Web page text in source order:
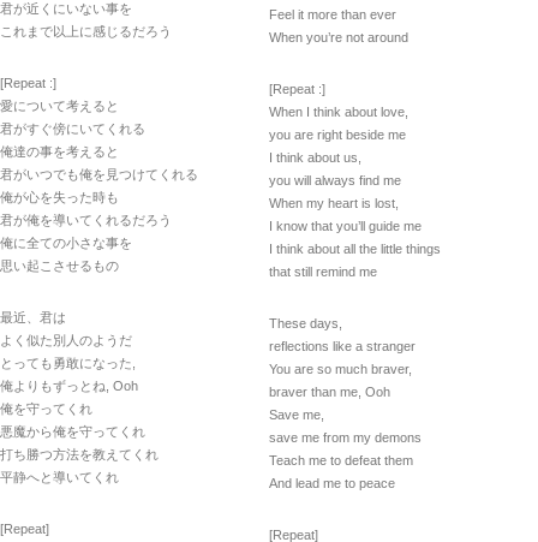
君が近くにいない事を
これまで以上に感じるだろう
[Repeat :]
愛について考えると
君がすぐ傍にいてくれる
俺達の事を考えると
君がいつでも俺を見つけてくれる
俺が心を失った時も
君が俺を導いてくれるだろう
俺に全ての小さな事を
思い起こさせるもの
最近、君は
よく似た別人のようだ
とっても勇敢になった,
俺よりもずっとね, Ooh
俺を守ってくれ
悪魔から俺を守ってくれ
打ち勝つ方法を教えてくれ
平静へと導いてくれ
[Repeat]
Feel it more than ever
When you’re not around
[Repeat :]
When I think about love,
you are right beside me
I think about us,
you will always find me
When my heart is lost,
I know that you’ll guide me
I think about all the little things
that still remind me
These days,
reflections like a stranger
You are so much braver,
braver than me, Ooh
Save me,
save me from my demons
Teach me to defeat them
And lead me to peace
[Repeat]